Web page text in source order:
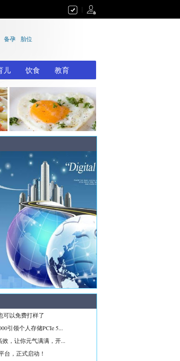
备孕 胎位
儿 饮食 教育
可以免费打样了
引领个人存储PCIe 5...
效，让你元气满满，开...
台，正式启动！